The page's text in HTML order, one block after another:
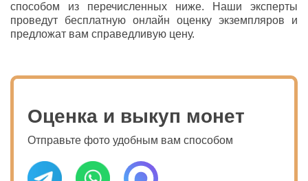
способом из перечисленных ниже. Наши эксперты
проведут бесплатную онлайн оценку экземпляров и
предложат вам справедливую цену.
Оценка и выкуп монет
Отправьте фото удобным вам способом